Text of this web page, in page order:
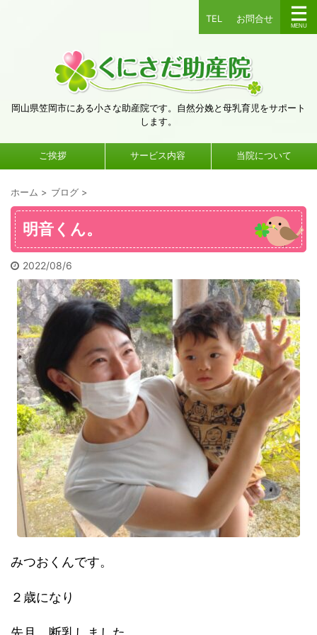
TEL お問合せ
岡山県笠岡市にある小さな助産院です。自然分娩と母乳育児をサポート
します。
ご挨拶 サービス内容 当院について
ホーム > ブログ >
明音くん。
2022/08/6
みつおくんです。
２歳になり